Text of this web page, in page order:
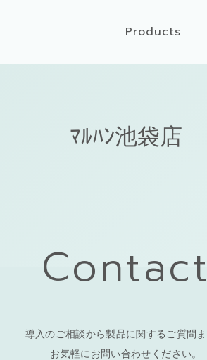
Products
ﾏﾙﾊﾝ池袋店
Contact
導入のご相談から製品に関するご質問ま
お気軽にお問い合わせください。